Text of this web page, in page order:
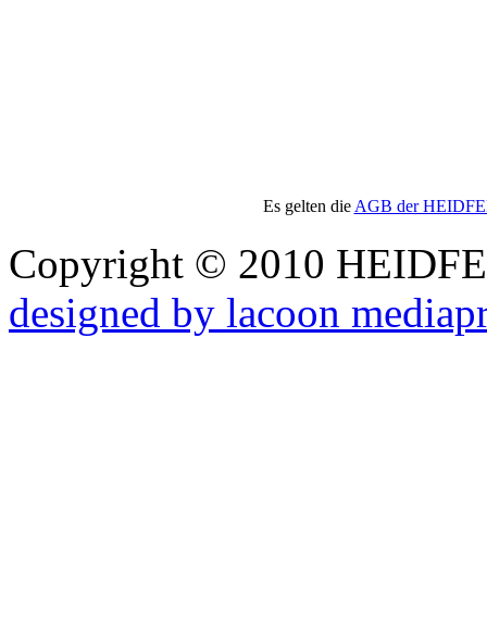
Es gelten die AGB der
Copyright © 2010
designed by lacoon